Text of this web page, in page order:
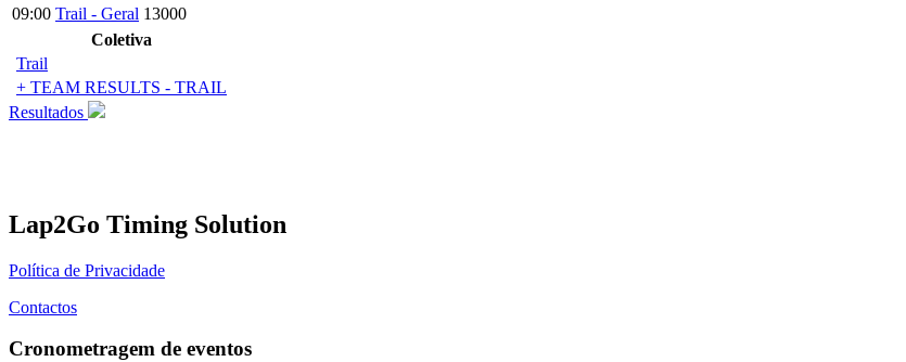
09:00 Trail - Geral 13000
Coletiva
Trail
+ TEAM RESULTS - TRAIL
Resultados
Lap2Go Timing Solution
Política de Privacidade
Contactos
Cronometragem de eventos